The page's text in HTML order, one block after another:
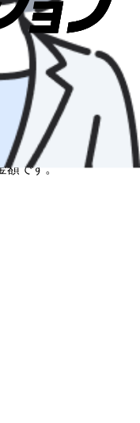
です。